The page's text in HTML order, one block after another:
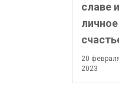
славе и
личное
20
2023